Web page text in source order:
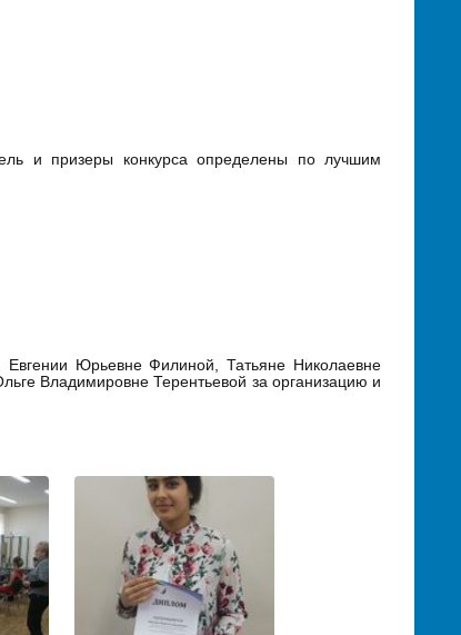
и призеры конкурса определены по лучшим
Юрьевне Филиной, Татьяне Николаевне
Владимировне Терентьевой за организацию и